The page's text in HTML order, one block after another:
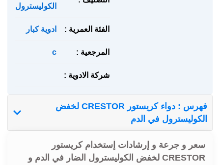
الكوليسترول
الفئة العمرية : ادوية كبار
المرجعية : c
شركة الادوية :
فهرس : دواء كريستور CRESTOR لخفض
الكوليسترول في الدم
سعر و جرعة و إرشادات إستخدام كريستور
CRESTOR لخفض الكوليسترول الضار في الدم و